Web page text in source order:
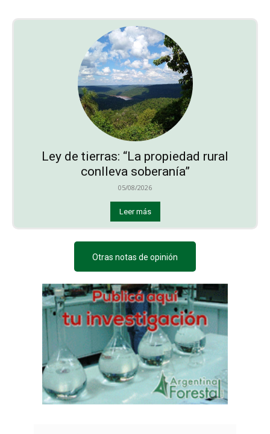
Ley de tierras: “La propiedad rural
conlleva soberanía”
05/08/2026
Leer más
Otras notas de opinión